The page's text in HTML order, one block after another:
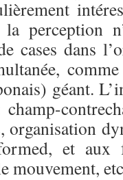
perception
cases dans
géant.
organisation
et aux
mouvement,